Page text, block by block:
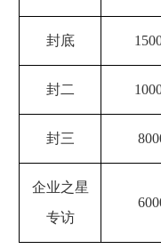
封底
封二
封三
企业之星
专访